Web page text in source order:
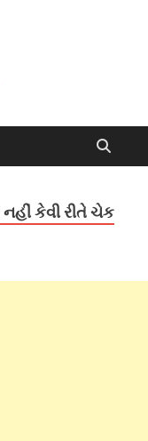
Tech
NEWS
new best tech gadgets
which include mobiles,
news site we cover …
કેવી રીતે ચેક